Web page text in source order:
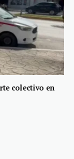
colectivo en